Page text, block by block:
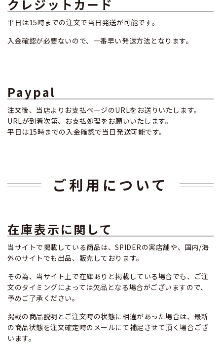
クレジットカード
平日は15時までの注文で当日発送が可能です。
入金確認が必要ないので、一番早い発送方法となります。
Paypal
注文後、当店よりお支払ページのURLをお送りいたします。
URLが到着次第、お支払処理をお願いいたします。
平日は15時までの入金確認で当日発送可能です。
ご利用について
在庫表示に関して
当サイトで掲載している商品は、SPIDERの実店舗や、国内/海
外のサイトでも出品、販売しております。
その為、当サイト上で在庫ありと掲載している場合でも、ご注
文のタイミングによっては欠品となる場合がございますので、
予めご了承ください。
掲載の商品説明とご注文時の状態に相違があった場合は、最新
の商品状態を注文確定時のメールにて補足させて頂く場合ござ
います。